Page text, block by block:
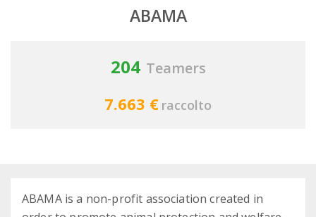
ABAMA
204 Teamers
7.663 € raccolto
ABAMA is a non-profit association created in